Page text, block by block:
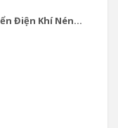
Điện Khí Nén...